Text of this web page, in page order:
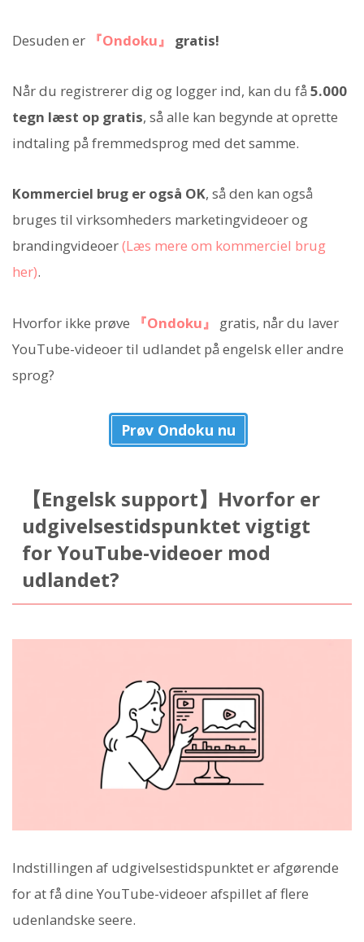
Desuden er 『Ondoku』 gratis!
Når du registrerer dig og logger ind, kan du få 5.000
tegn læst op gratis, så alle kan begynde at oprette
indtaling på fremmedsprog med det samme.
Kommerciel brug er også OK, så den kan også
bruges til virksomheders marketingvideoer og
brandingvideoer(Læs mere om kommerciel brug
her).
Hvorfor ikke prøve 『Ondoku』
gratis, når du laver
YouTube-videoer til udlandet på engelsk eller andre
sprog?
Prøv Ondoku nu
【Engelsk support】Hvorfor er
udgivelsestidspunktet vigtigt
for YouTube-videoer mod
udlandet?
Indstillingen af udgivelsestidspunktet er afgørende
for at få dine YouTube-videoer afspillet af flere
udenlandske seere.